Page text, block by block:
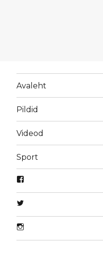
Avaleht
Pildid
Videod
Sport